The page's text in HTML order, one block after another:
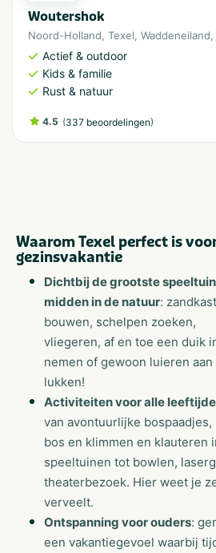
Woutershok
Noord-Holland, Texel, Waddeneiland,
Actief & outdoor
Kids & familie
Rust & natuur
4.5 (337 beoordelingen)
Waarom Texel perfect is
gezinsvakantie
Dichtbij de grootste speeltuin
midden in de natuur:
bouwen, schelpen zoeken,
vliegeren, af en toe een duik
nemen of gewoon luieren
lukken!
Activiteiten voor alle
van avontuurlijke
bos en klimmen en klauteren
speeltuinen tot bowlen,
theaterbezoek. Hier weet je
verveelt.
Ontspanning voor ouders:
een vakantiegevoel waarbij